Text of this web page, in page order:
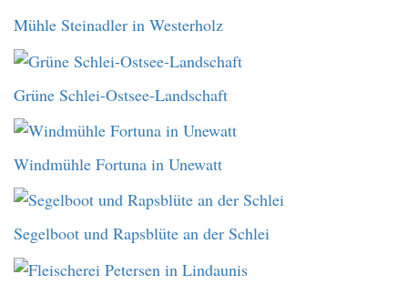
Mühle Steinadler in Westerholz
Grüne Schlei-Ostsee-Landschaft
Windmühle Fortuna in Unewatt
Segelboot und Rapsblüte an der Schlei